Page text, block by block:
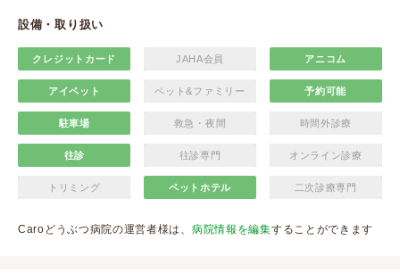
設備・取り扱い
クレジットカード JAHA会員 アニコム
アイペット ペット&ファミリー 予約可能
駐車場 救急・夜間 時間外診療
往診 往診専門 オンライン診療
トリミング ペットホテル 二次診療専門
Caroどうぶつ病院の運営者様は、 病院情報を編集することができます